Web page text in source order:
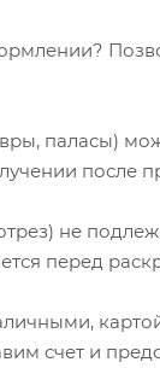
паласы)
после
не
перед
счет и